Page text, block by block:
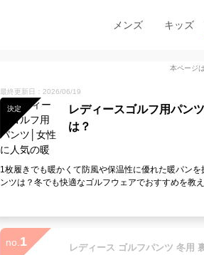
メンズ キッズ
本ページ
最終更新日：2026/06/19
決定
レディースゴルフ用パン
は？
1枚履きでも暖かくて防風や保温性に優れた暖パン
ンツは？冬でも快適なゴルフウェアでおすすめを教え
no. 1